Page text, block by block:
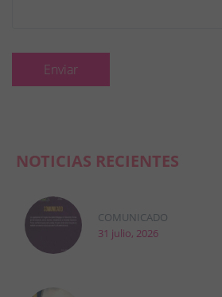
NOTICIAS RECIENTES
COMUNICADO
31 julio, 2026